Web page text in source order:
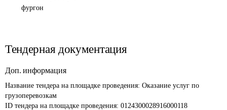
фургон
Тендерная документация
Доп. информация
Название тендера на площадке проведения: Оказание услуг по
грузоперевозкам
ID тендера на площадке проведения: 0124300028916000118